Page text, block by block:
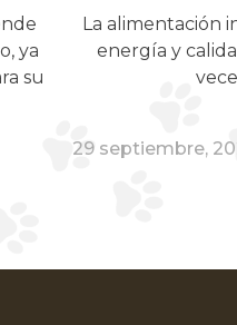
ya
su
La alimentación
energía y
29 septiembre,